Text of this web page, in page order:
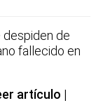
despiden de
fallecido en
artículo